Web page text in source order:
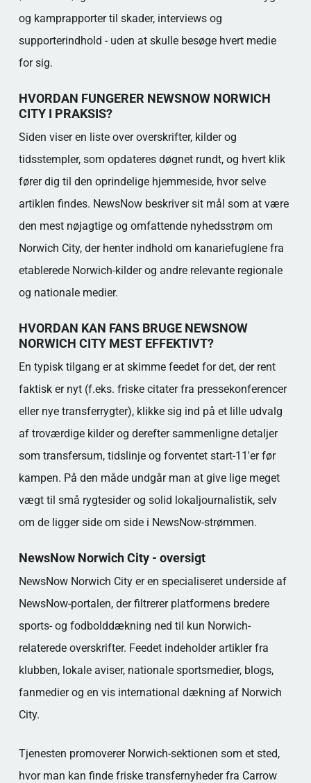
og kamprapporter til skader, interviews og
supporterindhold - uden at skulle besøge hvert medie
for sig.
HVORDAN FUNGERER NEWSNOW NORWICH
CITY I PRAKSIS?
Siden viser en liste over overskrifter, kilder og
tidsstempler, som opdateres døgnet rundt, og hvert klik
fører dig til den oprindelige hjemmeside, hvor selve
artiklen findes. NewsNow beskriver sit mål som at være
den mest nøjagtige og omfattende nyhedsstrøm om
Norwich City, der henter indhold om kanariefuglene fra
etablerede Norwich-kilder og andre relevante regionale
og nationale medier.
HVORDAN KAN FANS BRUGE NEWSNOW
NORWICH CITY MEST EFFEKTIVT?
En typisk tilgang er at skimme feedet for det, der rent
faktisk er nyt (f.eks. friske citater fra pressekonferencer
eller nye transferrygter), klikke sig ind på et lille udvalg
af troværdige kilder og derefter sammenligne detaljer
som transfersum, tidslinje og forventet start-11'er før
kampen. På den måde undgår man at give lige meget
vægt til små rygtesider og solid lokaljournalistik, selv
om de ligger side om side i NewsNow-strømmen.
NewsNow Norwich City - oversigt
NewsNow Norwich City er en specialiseret underside af
NewsNow-portalen, der filtrerer platformens bredere
sports- og fodbolddækning ned til kun Norwich-
relaterede overskrifter. Feedet indeholder artikler fra
klubben, lokale aviser, nationale sportsmedier, blogs,
fanmedier og en vis international dækning af Norwich
City.
Tjenesten promoverer Norwich-sektionen som et sted,
hvor man kan finde friske transfernyheder fra Carrow